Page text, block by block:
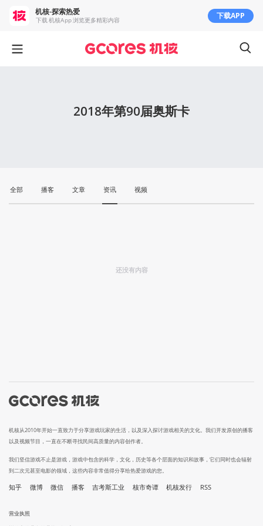
2018年第90届奥斯卡
全部 播客 文章 资讯 视频
还没有内容
机核从2010年开始一直致力于分享游戏玩家的生活，以及深入探讨游戏相关的文化。我们开发原创的播客
以及视频节目，一直在不断寻找民间高质量的内容创作者。
我们坚信游戏不止是游戏，游戏中包含的科学，文化，历史等各个层面的知识和故事，它们同时也会辐射
到二次元甚至电影的领域，这些内容非常值得分享给热爱游戏的您。
知乎 微博 微信 播客 吉考斯工业 核市奇谭 机核发行 RSS
营业执照
机核-探索热爱
下载 机核App 浏览更多精彩内容 下载APP